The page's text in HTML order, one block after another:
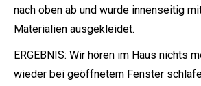
nach oben ab und wurde innenseitig
Materialien ausgekleidet.
ERGEBNIS: Wir hören im Haus nichts
wieder bei geöffnetem Fenster